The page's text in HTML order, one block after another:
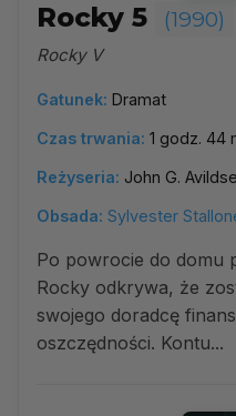
Rocky 5 (1990)
Rocky V
Gatunek: Dramat
Czas trwania: 1 godz. 44
Reżyseria: John G.
Obsada: Sylvester
Po powrocie do domu
Rocky odkrywa, że
swojego doradcę
oszczędności. Kontu...